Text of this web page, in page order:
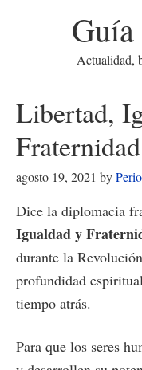
Actualidad,
Libertad,
Fraternidad
agosto 19, 2021 by
Dice la diplomacia
Igualdad y
durante la
profundidad
tiempo atrás.
Para que los seres